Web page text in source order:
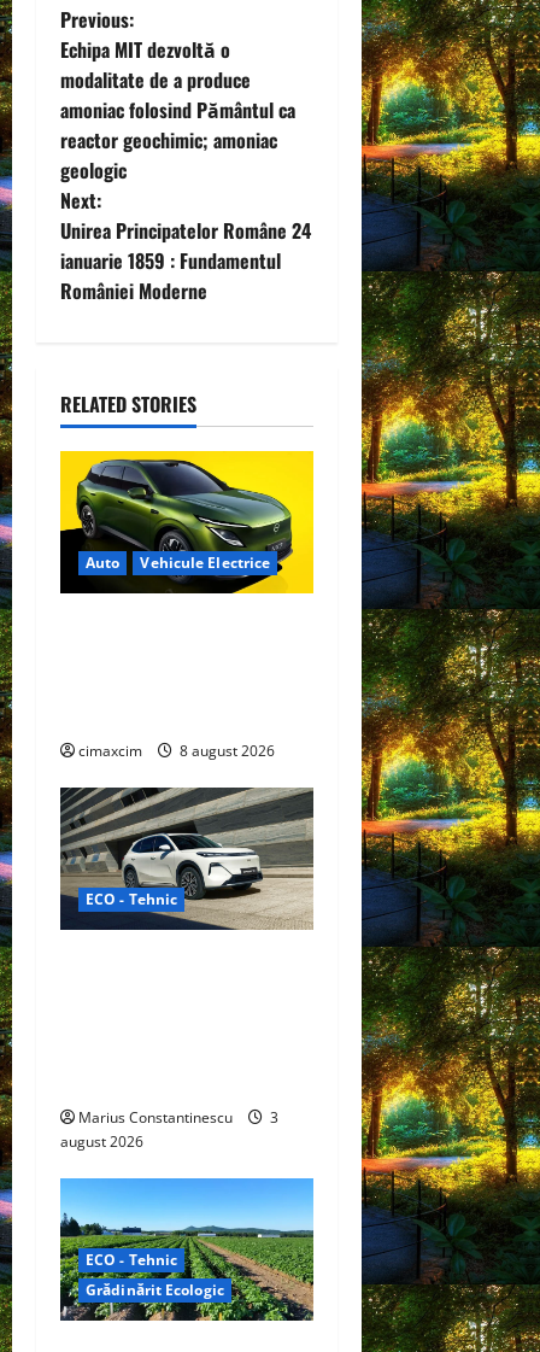
P
o
s
t
n
a
i
g
t
i
Previous:
Echipa MIT dezvoltă o
modalitate de a produce
amoniac folosind Pământul ca
reactor geochimic; amoniac
geologic
Next:
Unirea Principatelor Române 24
ianuarie 1859 : Fundamentul
României Moderne
RELATED STORIES
Auto Vehicule Electrice
cimaxcim 8 august 2026
ECO - Tehnic
Marius Constantinescu
3
august 2026
ECO - Tehnic
Grădinărit Ecologic